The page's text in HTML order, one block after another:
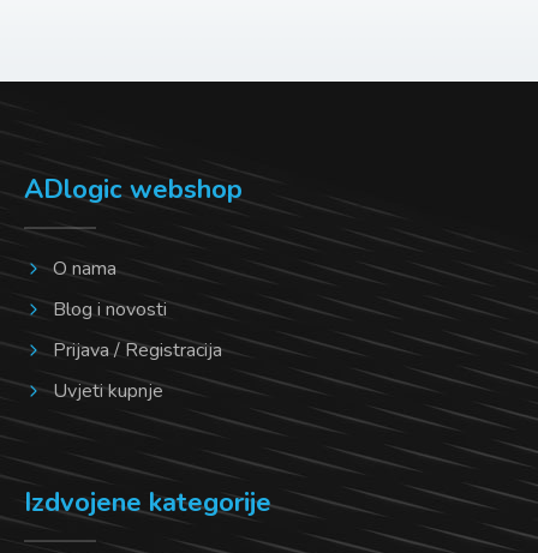
ADlogic webshop
O nama
Blog i novosti
Prijava / Registracija
Uvjeti kupnje
Izdvojene kategorije